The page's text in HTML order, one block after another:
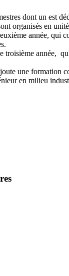
dont un est
organisés en
année, qui
troisième année,
une
en milieu